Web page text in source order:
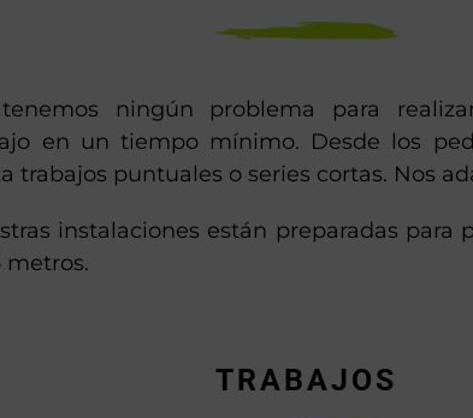
ningún problema para
en un tiempo mínimo. Desde los
trabajos puntuales o series cortas. Nos
instalaciones están preparadas para
metros.
TRABAJOS